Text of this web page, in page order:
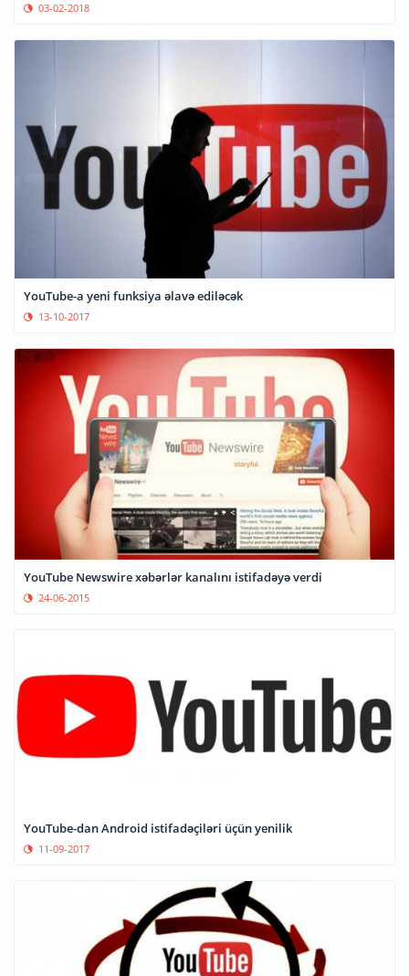
03-02-2018
YouTube-a yeni funksiya əlavə ediləcək
13-10-2017
YouTube Newswire xəbərlər kanalını istifadəyə verdi
24-06-2015
YouTube-dan Android istifadəçiləri üçün yenilik
11-09-2017